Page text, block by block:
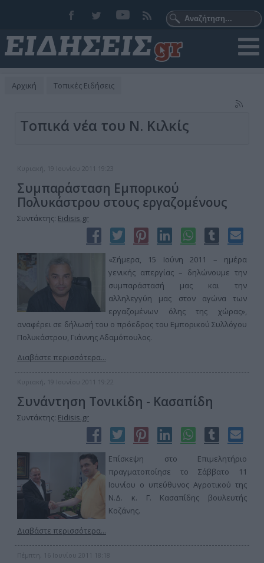
Αρχική Τοπικές Ειδήσεις
Τοπικά νέα του Ν. Κιλκίς
Κυριακή, 19 Ιουνίου 2011 19:23
Συμπαράσταση Εμπορικού
Πολυκάστρου στους εργαζομένους
Συντάκτης: Eidisis.gr
«Σήμερα, 15 Ιούνη 2011 – ημέρα
γενικής απεργίας – δηλώνουμε την
συμπαράστασή μας και την
αλληλεγγύη μας στον αγώνα των
εργαζομένων όλης της χώρας»,
αναφέρει σε δήλωσή του ο πρόεδρος του Εμπορικού Συλλόγου
Πολυκάστρου, Γιάννης Αδαμόπουλος.
Διαβάστε περισσότερα...
Κυριακή, 19 Ιουνίου 2011 19:22
Συνάντηση Τονικίδη - Κασαπίδη
Συντάκτης: Eidisis.gr
Επίσκεψη στο Επιμελητήριο
πραγματοποίησε το Σάββατο 11
Ιουνίου ο υπεύθυνος Αγροτικού της
Ν.Δ. κ. Γ. Κασαπίδης βουλευτής
Κοζάνης.
Διαβάστε περισσότερα...
Πέμπτη, 16 Ιουνίου 2011 18:18